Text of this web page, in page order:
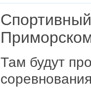
Там будут